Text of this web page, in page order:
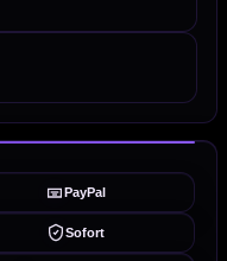
PayPal
Sofort